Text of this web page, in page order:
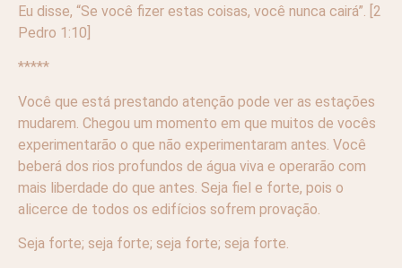
Eu disse, “Se você fizer estas coisas, você nunca cairá”. [2
Pedro 1:10]
*****
Você que está prestando atenção pode ver as estações
mudarem. Chegou um momento em que muitos de vocês
experimentarão o que não experimentaram antes. Você
beberá dos rios profundos de água viva e operarão com
mais liberdade do que antes. Seja fiel e forte, pois o
alicerce de todos os edifícios sofrem provação.
Seja forte; seja forte; seja forte; seja forte.